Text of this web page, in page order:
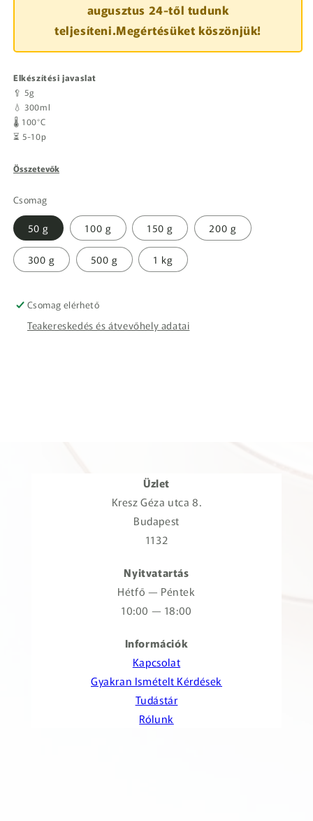
augusztus 24-től tudunk
teljesíteni.Megértésüket köszönjük!
Elkészítési javaslat
🥄 5g
💧 300ml
🌡️ 100°C
⏳ 5-10p
Összetevők
Csomag
50 g 100 g 150 g 200 g
300 g 500 g 1 kg
Csomag elérhető
Teakereskedés és átvevőhely adatai
Üzlet
Kresz Géza utca 8.
Budapest
1132
Nyitvatartás
Hétfő — Péntek
10:00 — 18:00
Információk
Kapcsolat
Gyakran Ismételt Kérdések
Tudástár
Rólunk